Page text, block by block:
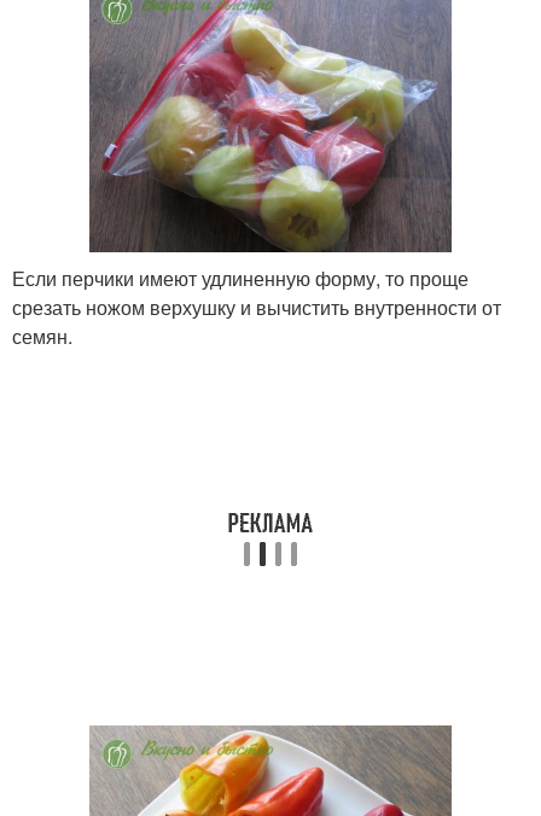
Если перчики имеют удлиненную форму, то проще
срезать ножом верхушку и вычистить внутренности от
семян.